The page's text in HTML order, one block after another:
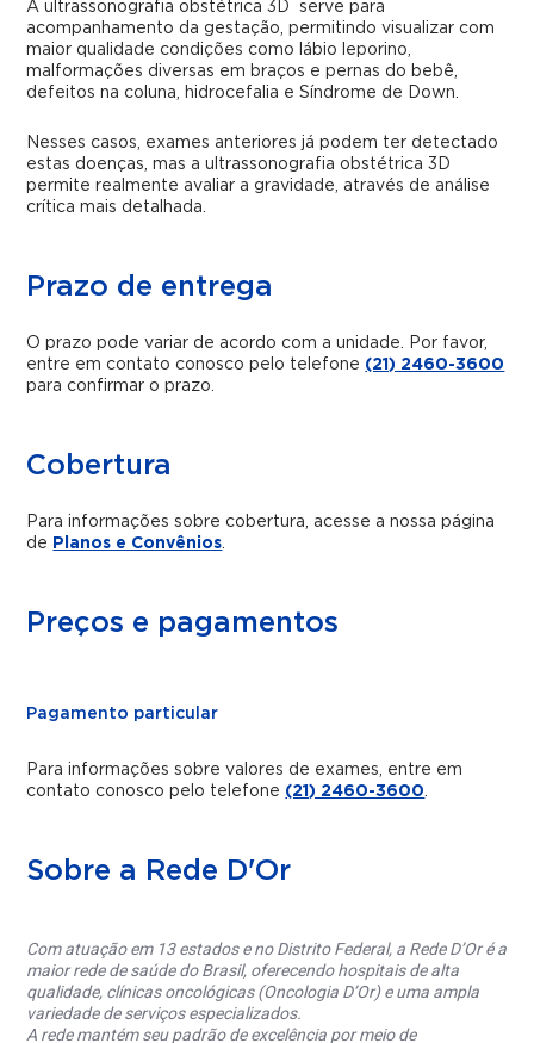
A ultrassonografia obstétrica 3D serve para
acompanhamento da gestação, permitindo visualizar com
maior qualidade condições como lábio leporino,
malformações diversas em braços e pernas do bebê,
defeitos na coluna, hidrocefalia e Síndrome de Down.
Nesses casos, exames anteriores já podem ter detectado
estas doenças, mas a ultrassonografia obstétrica 3D
permite realmente avaliar a gravidade, através de análise
crítica mais detalhada.
Prazo de entrega
O prazo pode variar de acordo com a unidade. Por favor,
entre em contato conosco pelo telefone (21) 2460-3600
para confirmar o prazo.
Cobertura
Para informações sobre cobertura, acesse a nossa página
de Planos e Convênios.
Preços e pagamentos
Pagamento particular
Para informações sobre valores de exames, entre em
contato conosco pelo telefone (21) 2460-3600.
Sobre a Rede D'Or
Com atuação em 13 estados e no Distrito Federal, a Rede D’Or é a
maior rede de saúde do Brasil, oferecendo hospitais de alta
qualidade, clínicas oncológicas (Oncologia D’Or) e uma ampla
variedade de serviços especializados.
A rede mantém seu padrão de excelência por meio de